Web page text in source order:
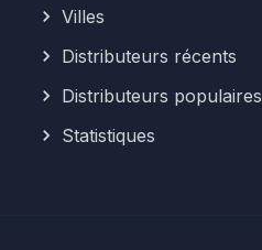
Villes
Distributeurs récents
Distributeurs populaires
Statistiques